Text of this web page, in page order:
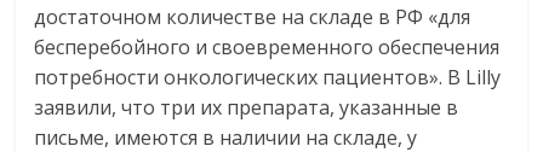
достаточном количестве на складе в РФ «для
бесперебойного и своевременного обеспечения
потребности онкологических пациентов». В Lilly
заявили, что три их препарата, указанные в
письме, имеются в наличии на складе, у